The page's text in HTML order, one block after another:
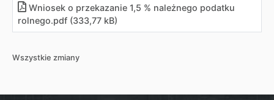
Wniosek o przekazanie 1,5 % należnego podatku
rolnego.pdf (333,77 kB)
Wszystkie zmiany